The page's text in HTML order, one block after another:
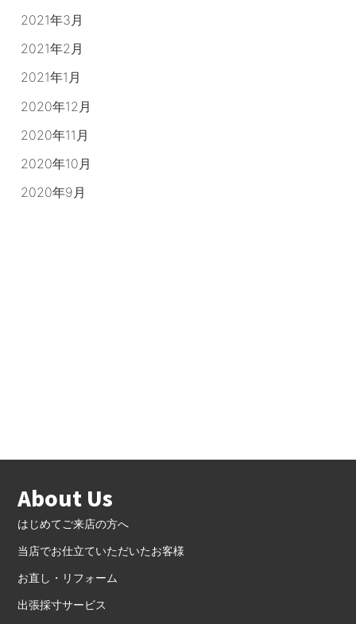
2021年3月
2021年2月
2021年1月
2020年12月
2020年11月
2020年10月
2020年9月
About Us
はじめてご来店の方へ
当店でお仕立ていただいたお客様
お直し・リフォーム
出張採寸サービス